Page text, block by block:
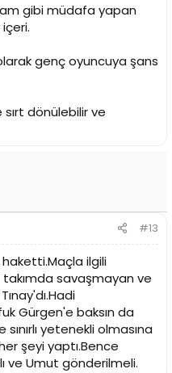
gibi müdafa yapan
genç oyuncuya şans
dönülebilir ve
#13
ilgili
savaşmayan ve
Gürgen'e baksın da
sınırlı yetenekli olmasına
şeyi yaptı.Bence
ve Umut gönderilmeli.